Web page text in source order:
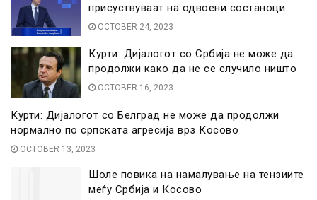
присуствуваат на одвоени состаноци
OCTOBER 24, 2023
Курти: Дијалогот со Србија не може да
продолжи како да не се случило ништо
OCTOBER 16, 2023
Курти: Дијалогот со Белград не може да продолжи
нормално по српската агресија врз Косово
OCTOBER 13, 2023
Шоле повика на намалување на тензиите
меѓу Србија и Косово